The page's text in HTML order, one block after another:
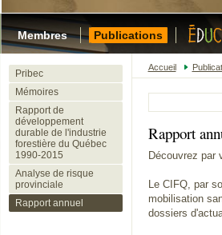
Membres Publications
Pribec
Mémoires
Rapport de
développement
durable de l'industrie
forestière du Québec
1990-2015
Analyse de risque
provinciale
Rapport annuel
Accueil
Rapport
Découvrez par
Le CIFQ, par
mobilisation
dossiers